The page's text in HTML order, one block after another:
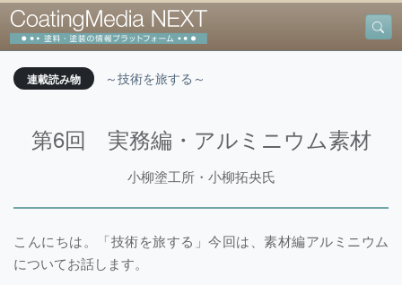
連載読み物 ～技術を旅する～
第6回 実務編・アルミニウム素材
小柳塗工所・小柳拓央氏
こんにちは。「技術を旅する」今回は、素材編アルミニウム
についてお話します。